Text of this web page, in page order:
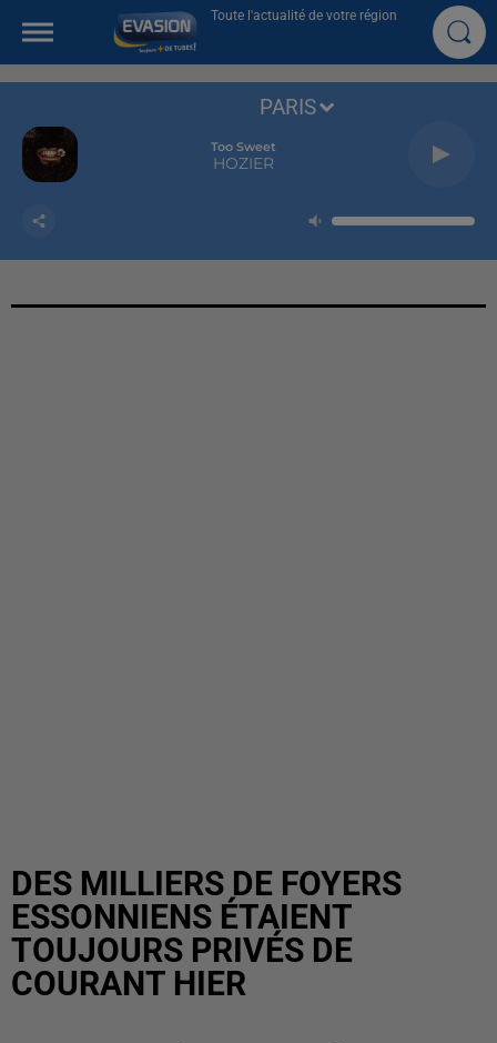
Toute l'actualité de votre région
Too Sweet
HOZIER
PARIS
DES MILLIERS DE FOYERS
ESSONNIENS ÉTAIENT
TOUJOURS PRIVÉS DE
COURANT HIER